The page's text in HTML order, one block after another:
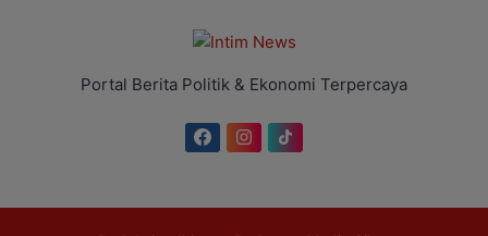
Portal Berita Politik & Ekonomi Terpercaya